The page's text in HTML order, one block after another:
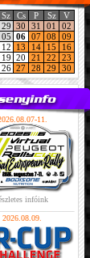
Sz Cs P Sz
V
29 30 31 01
02
05 06 07 08
09
12 13 14 15
16
19 20 21 22
23
26 27 28 29 30
11.
infóink
2026.08.09.